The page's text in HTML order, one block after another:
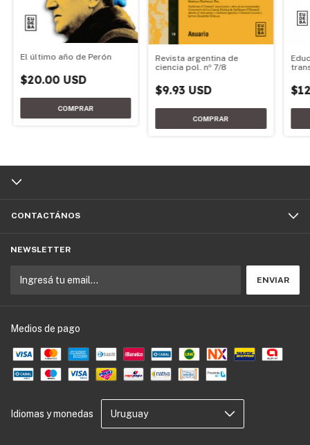
El último año de Perón
$20.00 USD
Revista argentina de
ciencia pol. nº 7/8
$9.93 USD
CONTACTÁNOS
NEWSLETTER
Medios de pago
Idiomas y monedas